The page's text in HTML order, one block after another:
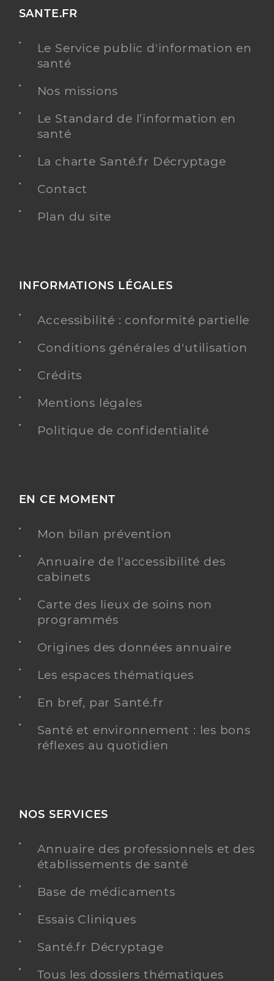
SANTE.FR
Le Service public d'information en
santé
Nos missions
Le Standard de l’information en
santé
La charte Santé.fr Décryptage
Contact
Plan du site
INFORMATIONS LÉGALES
Accessibilité : conformité partielle
Conditions générales d'utilisation
Crédits
Mentions légales
Politique de confidentialité
EN CE MOMENT
Mon bilan prévention
Annuaire de l'accessibilité des
cabinets
Carte des lieux de soins non
programmés
Origines des données annuaire
Les espaces thématiques
En bref, par Santé.fr
Santé et environnement : les bons
réflexes au quotidien
NOS SERVICES
Annuaire des professionnels et des
établissements de santé
Base de médicaments
Essais Cliniques
Santé.fr Décryptage
Tous les dossiers thématiques